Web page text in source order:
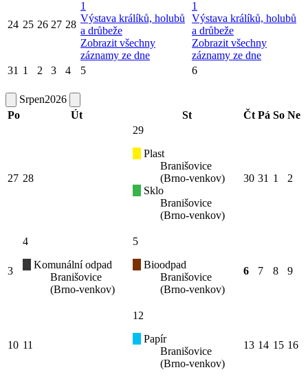
24 25 26 27 28
1
Výstava králíků, holubů
a drůbeže
Zobrazit všechny
záznamy ze dne
1
Výstava králíků, holubů
a drůbeže
Zobrazit všechny
záznamy ze dne
31 1 2 3 4 5 6
Srpen2026
Po
Út St Čt Pá So Ne
27 28
29
Plast
Branišovice
(Brno-venkov)
Sklo
Branišovice
(Brno-venkov)
30 31 1 2
3
4
Komunální odpad
Branišovice
(Brno-venkov)
5
Bioodpad
Branišovice
(Brno-venkov)
6 7 8 9
10 11
12
Papír
Branišovice
(Brno-venkov)
13 14 15 16